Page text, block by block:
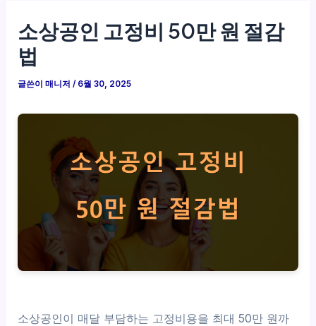
소상공인 고정비 50만 원 절감
법
글쓴이매니저/ 6월 30, 2025
소상공인이 매달 부담하는 고정비용을 최대 50만 원까